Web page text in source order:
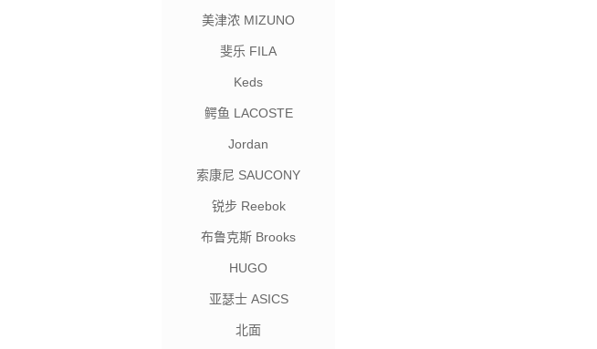
美津浓 MIZUNO
斐乐 FILA
Keds
鳄鱼 LACOSTE
Jordan
索康尼 SAUCONY
锐步 Reebok
布鲁克斯 Brooks
HUGO
亚瑟士 ASICS
北面